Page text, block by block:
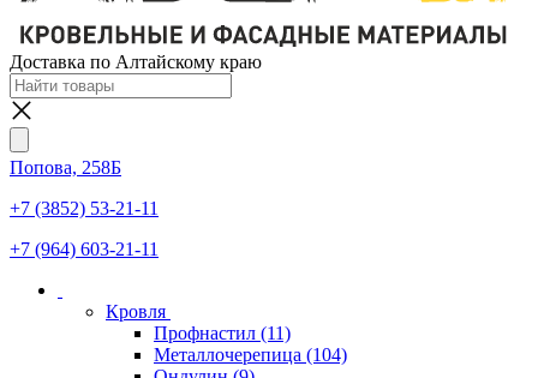
Доставка по Алтайскому краю
Попова, 258Б
+7 (3852) 53-21-11
+7 (964) 603-21-11
Кровля
Профнастил (11)
Металлочерепица (104)